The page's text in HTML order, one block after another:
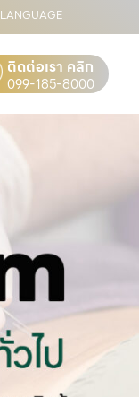
LANGUAGE
ติดต่อเรา คลิก
099-185-8000